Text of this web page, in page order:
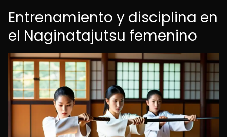
Entrenamiento y disciplina en
el Naginatajutsu femenino